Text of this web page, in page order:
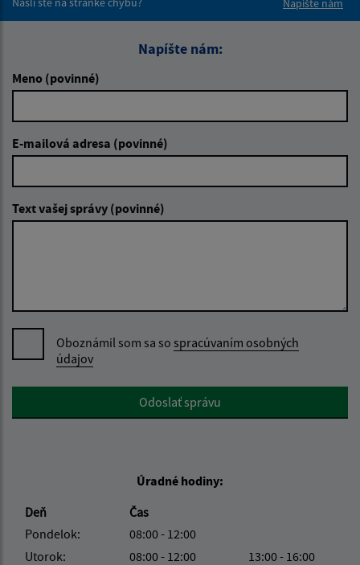
Napíšte nám
Napíšte nám:
Meno (povinné)
E-mailová adresa (povinné)
Text vašej správy (povinné)
Oboznámil som sa so spracúvaním osobných
údajov
Google reCaptcha ResponseOdoslať správu
Úradné hodiny:
Deň
Čas
Pondelok:
08:00 - 12:00
Utorok:
08:00 - 12:00
13:00 - 16:00